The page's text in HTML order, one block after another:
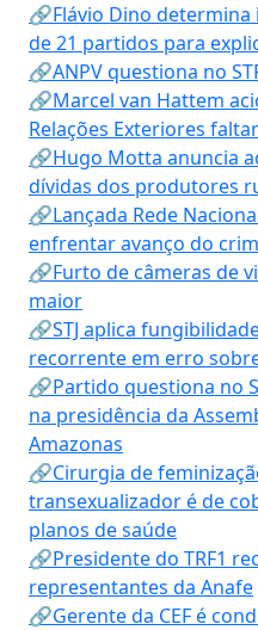
🔗Flávio Dino
de 21 partidos para
🔗ANPV questiona no
🔗Marcel van Hattem
Relações Exteriores
🔗Hugo Motta anuncia
dívidas dos produtores
🔗Lançada Rede
enfrentar avanço do
🔗Furto de câmeras de
maior
🔗STJ aplica
recorrente em erro
🔗Partido questiona no
na presidência da
Amazonas
🔗Cirurgia de
transexualizador é de
planos de saúde
🔗Presidente do TRF1
representantes da Anafe
🔗Gerente da CEF é